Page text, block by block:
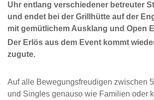
Uhr entlang verschiedener betreuter
und endet bei der Grillhütte auf der
mit gemütlichem Ausklang und Open
Der Erlös aus dem Event kommt
zugute.
Auf alle Bewegungsfreudigen zwischen
und Singles genauso wie Familien oder